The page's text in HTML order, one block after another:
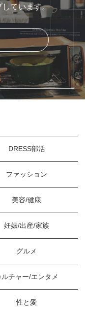
しています。
DRESS部活
ファッション
美容/健康
妊娠/出産/家族
グルメ
ルチャー/エンタメ
性と愛